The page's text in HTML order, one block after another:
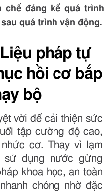
chế đáng kể quá trình
quá trình vận động.
pháp tự
hồi cơ bắp
bộ
vời để cải thiện sức
tập cường độ cao,
cơ. Thay vì lạm
sử dụng nước gừng
khoa học, an toàn
chóng nhờ đặc